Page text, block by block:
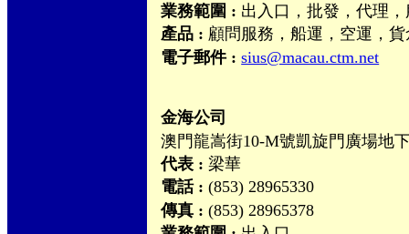
業務範圍 : 出入口，批發，代理
產品 : 顧問服務，船運，空運，
電子郵件 :sius@macau.ctm.net
金海公司
澳門龍嵩街10-M號凱旋門廣場地
代表 :梁華
電話 :(853) 28965330
傳真 :(853) 28965378